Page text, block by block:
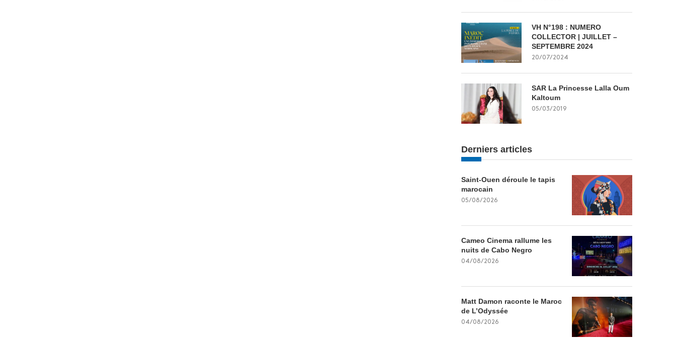
VH N°198 : NUMERO
COLLECTOR | JUILLET –
SEPTEMBRE 2024
20/07/2024
SAR La Princesse Lalla Oum
Kaltoum
05/03/2019
Derniers articles
Saint-Ouen déroule le tapis
marocain
05/08/2026
Cameo Cinema rallume les
nuits de Cabo Negro
04/08/2026
Matt Damon raconte le Maroc
de L’Odyssée
04/08/2026